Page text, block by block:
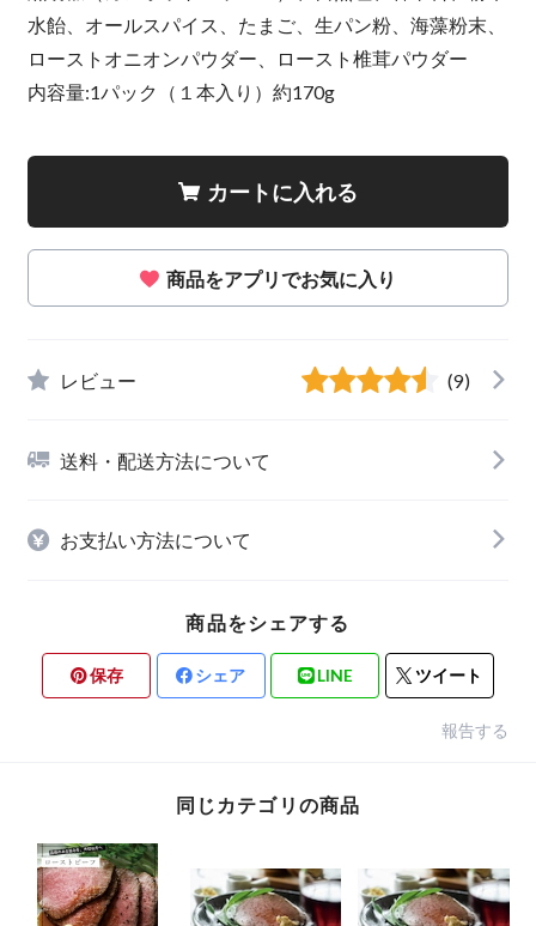
水飴、オールスパイス、たまご、生パン粉、海藻粉末、
ローストオニオンパウダー、ロースト椎茸パウダー
内容量:1パック（１本入り）約170g
カートに入れる
商品をアプリでお気に入り
レビュー (9)
送料・配送方法について
お支払い方法について
商品をシェアする
保存 シェア LINE ツイート
報告する
同じカテゴリの商品